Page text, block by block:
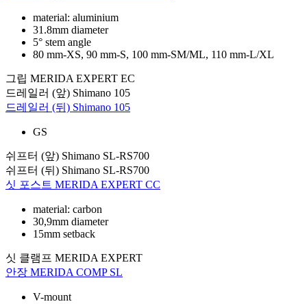
material: aluminium
31.8mm diameter
5° stem angle
80 mm-XS, 90 mm-S, 100 mm-SM/ML, 110 mm-L/XL
그립 MERIDA EXPERT EC
드레일러 (앞) Shimano 105
드레일러 (뒤) Shimano 105
GS
쉬프터 (앞) Shimano SL-RS700
쉬프터 (뒤) Shimano SL-RS700
싯 포스트 MERIDA EXPERT CC
material: carbon
30,9mm diameter
15mm setback
싯 클램프 MERIDA EXPERT
안장 MERIDA COMP SL
V-mount